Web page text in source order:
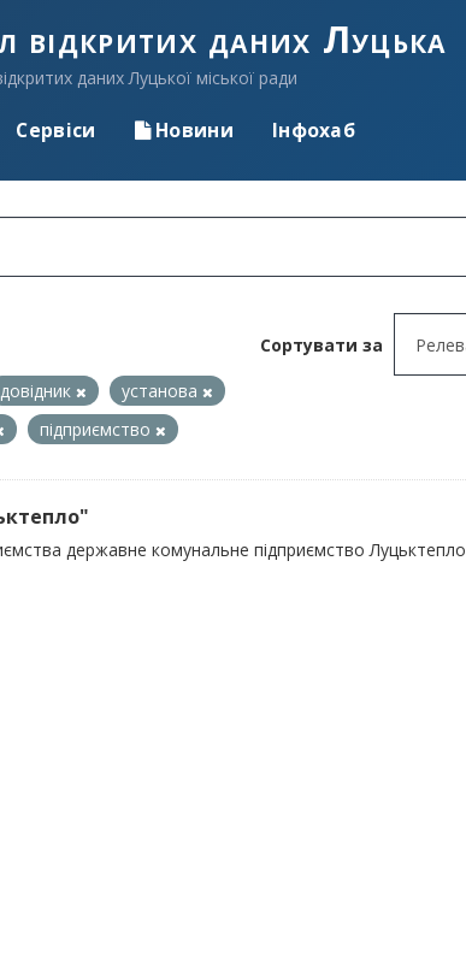
відкритих даних Луцька
даних Луцької міської ради
Сервіси Новини Інфохаб
Сортувати за
довідник
установа
підприємство
державне комунальне підприємство Луцьктепло